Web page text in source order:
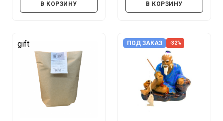
В КОРЗИНУ В КОРЗИНУ
gift ПОД ЗАКАЗ -32%